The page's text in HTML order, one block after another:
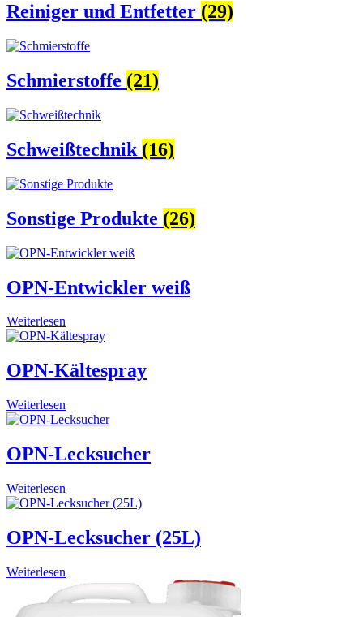
Reiniger und Entfetter (29)
Schmierstoffe (21)
Schweißtechnik (16)
Sonstige Produkte (26)
OPN-Entwickler weiß
Weiterlesen
OPN-Kältespray
Weiterlesen
OPN-Lecksucher
Weiterlesen
OPN-Lecksucher (25L)
Weiterlesen